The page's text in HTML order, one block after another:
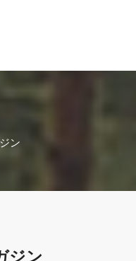
ン
ジン